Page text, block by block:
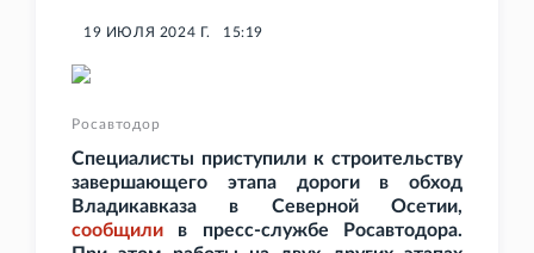
19 ИЮЛЯ 2024 Г. 15:19
Росавтодор
Специалисты приступили к строительству
завершающего этапа дороги в обход
Владикавказа в Северной Осетии,
сообщили в пресс-службе Росавтодора.